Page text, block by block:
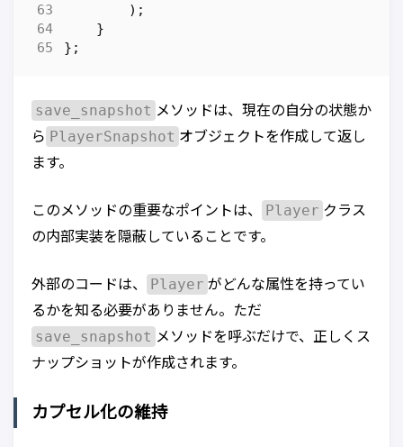
);
}
};
save_snapshot メソッドは、現在の自分の状態か
ら PlayerSnapshot オブジェクトを作成して返し
ます。
このメソッドの重要なポイントは、 Player クラス
の内部実装を隠蔽していることです。
外部のコードは、 Player がどんな属性を持ってい
るかを知る必要がありません。ただ
save_snapshot メソッドを呼ぶだけで、正しくス
ナップショットが作成されます。
カプセル化の維持